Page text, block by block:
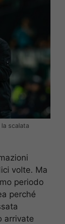
scalata
volte. Ma
periodo
perché
arrivate